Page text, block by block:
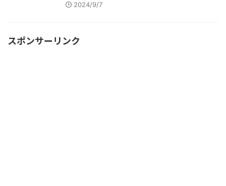
2024/9/7
スポンサーリンク